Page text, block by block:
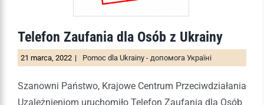
Telefon Zaufania dla Osób z Ukrainy
21 marca, 2022 | Pomoc dla Ukrainy - допомога Україні
Szanowni Państwo, Krajowe Centrum Przeciwdziałania
Uzależnieniom uruchomiło Telefon Zaufania dla Osób